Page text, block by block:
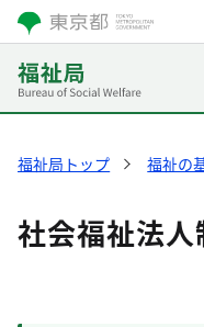
福祉局トップ 福祉の
社会福祉法人